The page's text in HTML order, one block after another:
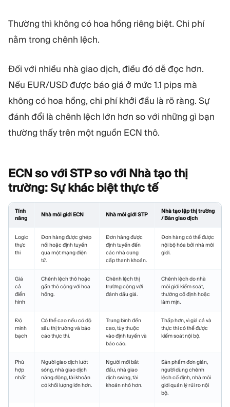
Thường thì không có hoa hồng riêng biệt. Chi phí
nằm trong chênh lệch.
Đối với nhiều nhà giao dịch, điều đó dễ đọc hơn.
Nếu EUR/USD được báo giá ở mức 1.1 pips mà
không có hoa hồng, chi phí khởi đầu là rõ ràng. Sự
đánh đổi là chênh lệch lớn hơn so với những gì bạn
thường thấy trên một nguồn ECN thô.
ECN so với STP so với Nhà tạo thị
trường: Sự khác biệt thựctế
Tính
năng
Nhà môi giới ECN Nhà môi giới STP
Nhà tạo lập thị trường
/ Bàn giao dịch
Logic
thực
thi
Đơn hàng được ghép
nối hoặc định tuyến
qua một mạng điện
tử.
Đơn hàng được
định tuyến đến
các nhà cung
cấp thanh khoản.
Đơn hàng có thể được
nội bộ hóa bởi nhà môi
giới.
Giá
cả
điển
hình
Chênh lệch thô hoặc
gần thô cộng với hoa
hồng.
Chênh lệch thị
trường cộng với
đánh dấu giá.
Chênh lệch do nhà
môi giới kiểm soát,
thường cố định hoặc
làm mịn.
Độ
minh
bạch
Có thể cao nếu có độ
sâu thị trường và báo
cáo thực thi.
Trung bình đến
cao, tùy thuộc
vào định tuyến và
báo cáo.
Thấp hơn, vì giá cả và
thực thi có thể được
kiểm soát nội bộ.
Phù
hợp
nhất
Người giao dịch lướt
sóng, nhà giao dịch
năng động, tài khoản
có khối lượng lớn hơn.
Người mới bắt
đầu, nhà giao
dịch swing, tài
khoản nhỏ hơn.
Sản phẩm đơn giản,
người dùng chênh
lệch cố định, nhà môi
giới quản lý rủi ro nội
bộ.